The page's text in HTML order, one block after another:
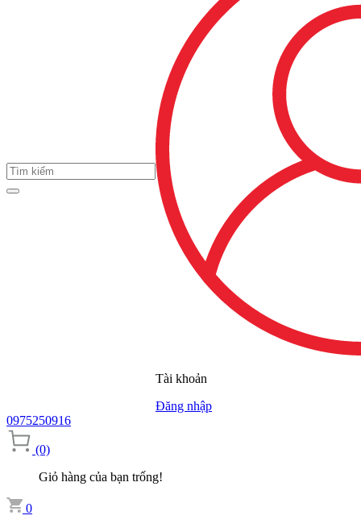
Tài khoản
Đăng nhập
0975250916
(0)
Giỏ hàng của bạn trống!
0